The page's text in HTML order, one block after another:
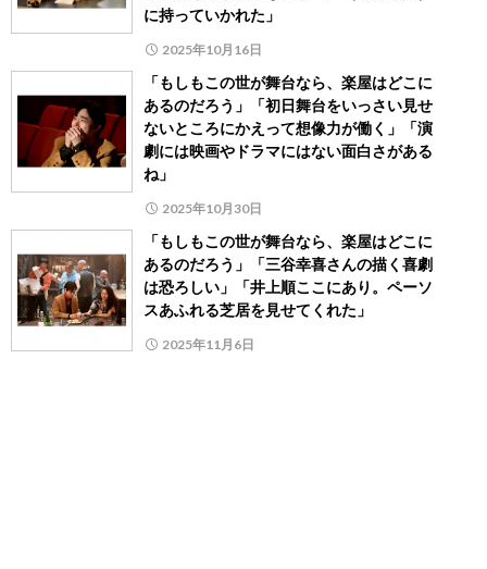
に持っていかれた」
2025年10月16日
「もしもこの世が舞台なら、楽屋はどこに
あるのだろう」「初日舞台をいっさい見せ
ないところにかえって想像力が働く」「演
劇には映画やドラマにはない面白さがある
ね」
2025年10月30日
「もしもこの世が舞台なら、楽屋はどこに
あるのだろう」「三谷幸喜さんの描く喜劇
は恐ろしい」「井上順ここにあり。ペーソ
スあふれる芝居を見せてくれた」
2025年11月6日